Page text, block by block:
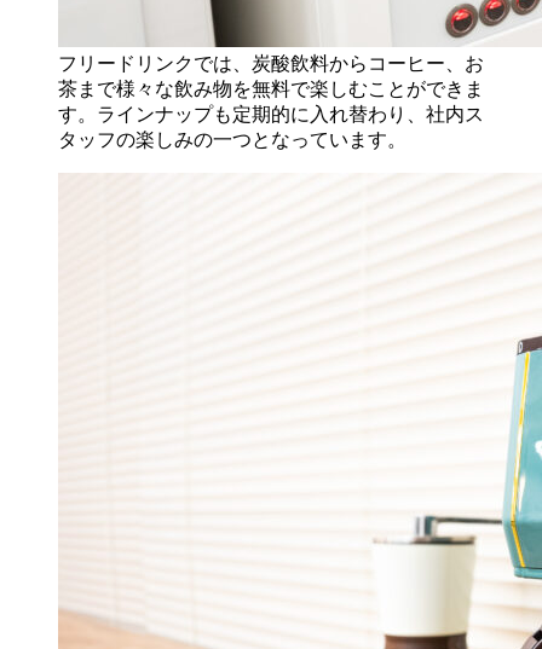
フリードリンクでは、炭酸飲料からコーヒー、お
茶まで様々な飲み物を無料で楽しむことができま
す。ラインナップも定期的に入れ替わり、社内ス
タッフの楽しみの一つとなっています。